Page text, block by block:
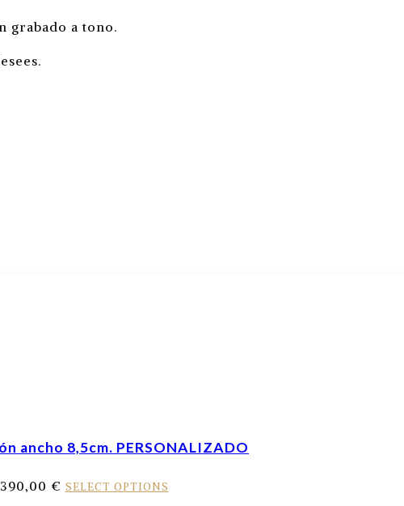
grabado a tono.
ancho 8,5cm. PERSONALIZADO
390,00 € SELECT OPTIONS